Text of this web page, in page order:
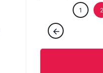
1 2